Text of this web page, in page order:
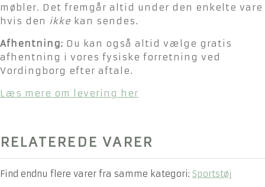
møbler. Det fremgår altid under den enkelte vare
hvis den ikke kan sendes.
Afhentning: Du kan også altid vælge gratis
afhentning i vores fysiske forretning ved
Vordingborg efter aftale.
Læs mere om levering her
RELATEREDE VARER
Find endnu flere varer fra samme kategori: Sportstøj